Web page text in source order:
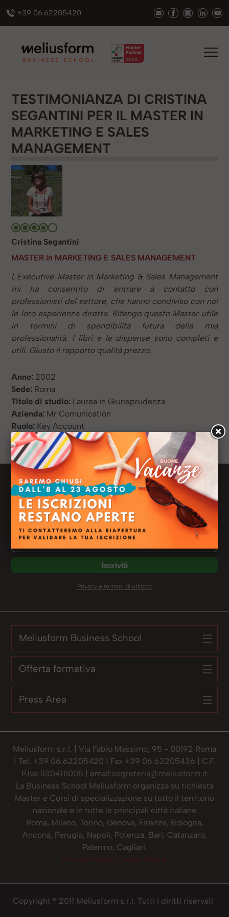
+39 06.62205420
TESTIMONIANZA DI CRISTINA
SEGANTINI PER IL MASTER IN
MARKETING E SALES
MANAGEMENT
Cristina Segantini
MASTER in MARKETING E SALES MANAGEMENT
L'Executive Master in Marketing & Sales Management
mi ha consentito di entrare a contatto con
professionisti del settore, che hanno condiviso con noi
le loro esperienze dirette. Ritengo questo Master utile
in termini di spendibilità futura della mia
professionalità. I libri e le dispense sono completi e
utili. Giusto il rapporto qualità prezzo.
Anno: 2002
Sede: Roma
Titolo di studio: Laurea in Giurisprudenza
Azienda: Mr Comunication
Ruolo: Key Account
Profilo LinkedIN:
Newsletter Meliusform
Ricevi le news dal mondo Meliusform
Non perderti nessuno dei nostri eventi e contenuti
Privacy e termini di utilizzo
Meliusform Business School
Offerta formativa
Press Area
Meliusform s.r.l. | Via Fabio Massimo, 95 - 00192 Roma
| Tel. +39 06.62205420 | Fax +39 06.62205436 | C.F.
P.Iva 11304111005 | email:segreteria@meliusform.it
La Business School Meliusform organizza su richiesta
Master e Corsi di specializzazione su tutto il territorio
nazionale e in tutte le principali città italiane
Roma, Milano, Torino, Genova, Firenze, Bologna,
Ancona, Perugia, Napoli, Potenza, Bari, Catanzaro,
Palermo, Cagliari.
Privacy Policy Cookie Policy
Copyright ® 2011 Meliusform s.r.l. Tutti i diritti riservati